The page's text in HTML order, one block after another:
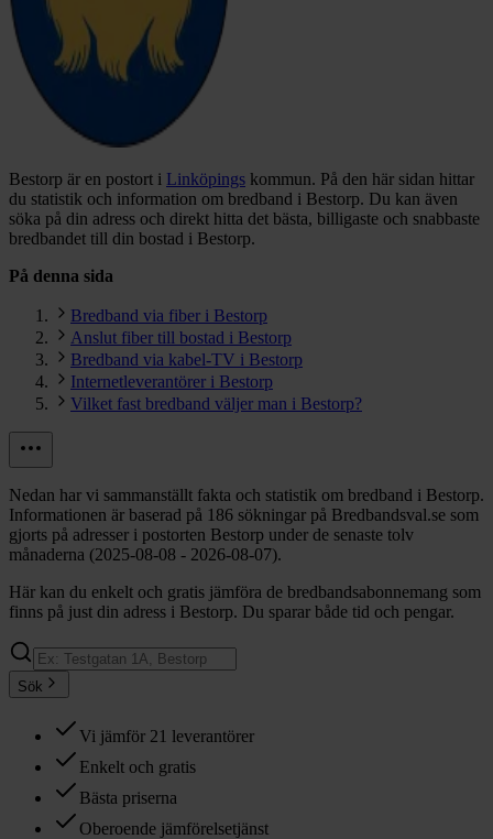
Bestorp är en postort i Linköpings kommun. På den här sidan hittar
du statistik och information om bredband i Bestorp. Du kan även
söka på din adress och direkt hitta det bästa, billigaste och snabbaste
bredbandet till din bostad i Bestorp.
På denna sida
Bredband via fiber i Bestorp
Anslut fiber till bostad i Bestorp
Bredband via kabel-TV i Bestorp
Internetleverantörer i Bestorp
Vilket fast bredband väljer man i Bestorp?
Nedan har vi sammanställt fakta och statistik om bredband i Bestorp.
Informationen är baserad på 186 sökningar på Bredbandsval.se som
gjorts på adresser i postorten Bestorp under de senaste tolv
månaderna (2025-08-08 - 2026-08-07).
Här kan du enkelt och gratis jämföra de bredbandsabonnemang som
finns på just din adress i Bestorp. Du sparar både tid och pengar.
Sök
Vi jämför 21 leverantörer
Enkelt och gratis
Bästa priserna
Oberoende jämförelsetjänst